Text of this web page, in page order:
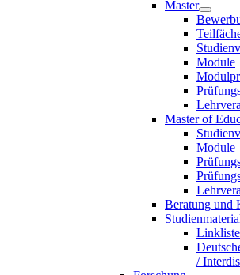
Master
Module
Master of
Module
Beratung und
Linkliste
/